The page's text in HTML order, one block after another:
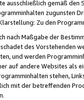
ausschließlich gemäß
zugunsten
Zu den
nach Maßgabe der
des Vorstehenden
und werden
auf andere Websites als
stehen,
mit der betreffenden